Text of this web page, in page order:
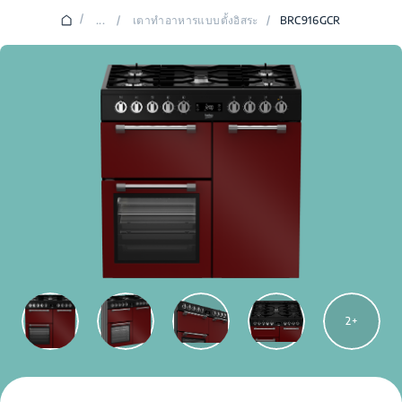
/ ... / เตาทำอาหารแบบตั้งอิสระ / BRC916GCR
2